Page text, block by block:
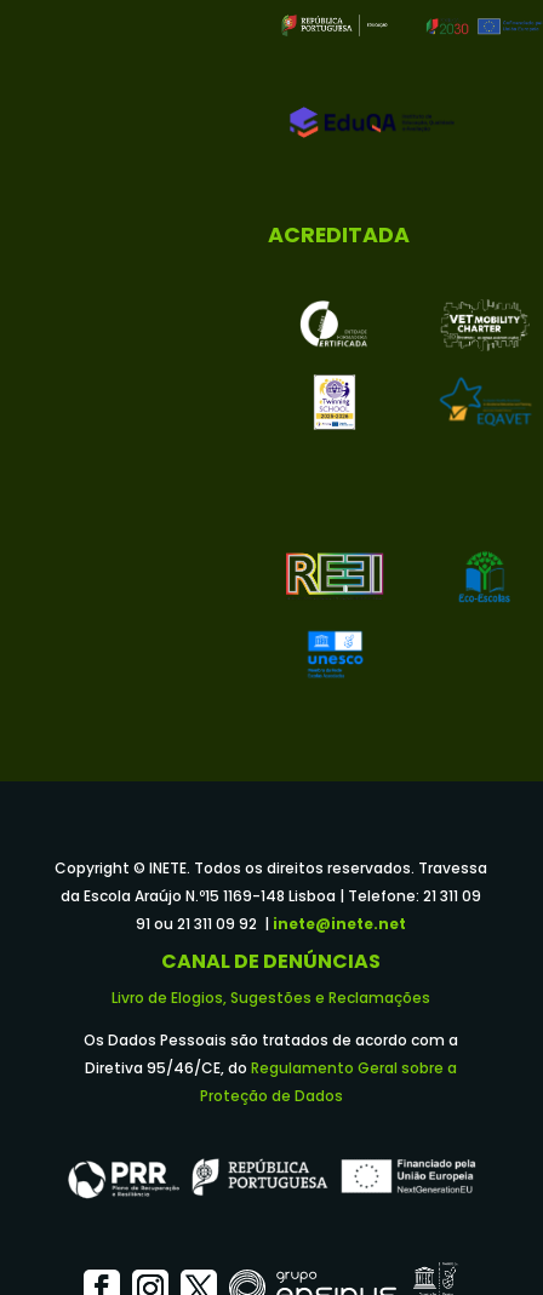
ACREDITADA
Copyright © INETE. Todos os direitos reservados. Travessa
da Escola Araújo N.º15 1169-148 Lisboa | Telefone: 21 311 09
91 ou 21 311 09 92 | inete@inete.net
CANAL DE DENÚNCIAS
Livro de Elogios, Sugestões e Reclamações
Os Dados Pessoais são tratados de acordo com a
Diretiva 95/46/CE, doRegulamento Geral sobre a
Proteção de Dados